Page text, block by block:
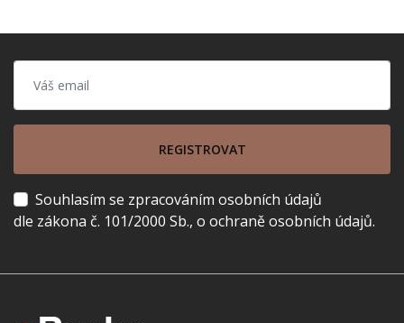
REGISTROVAT
Souhlasím se zpracováním osobních údajů
dle zákona č. 101/2000 Sb., o ochraně osobních údajů.